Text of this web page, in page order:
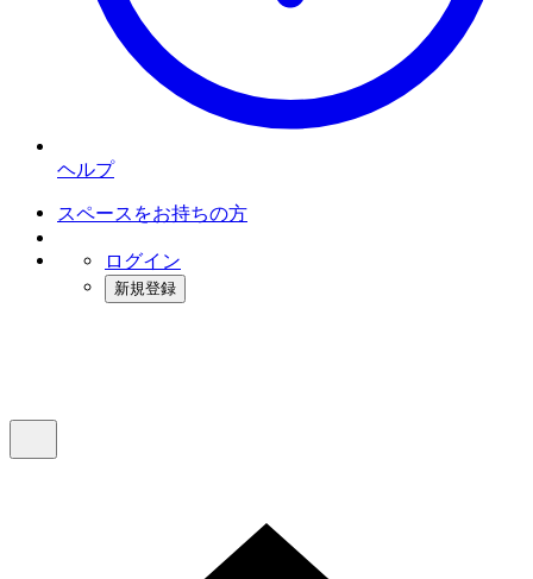
ヘルプ
スペースをお持ちの方
ログイン
新規登録